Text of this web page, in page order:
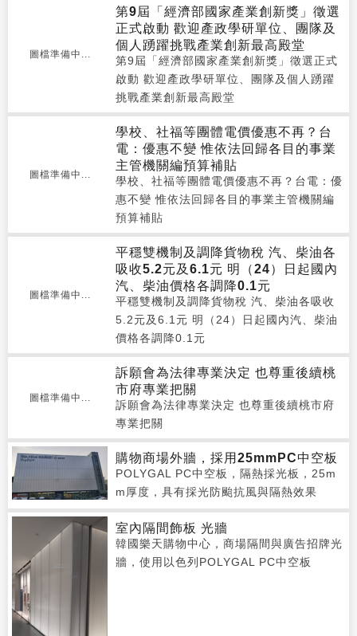
圖檔準備中...
第9屆「經濟部國家產業創新獎」徵選
正式啟動 歡迎產政學研單位、團隊及
個人踴躍挑戰產業創新最高殿堂
第9屆「經濟部國家產業創新獎」徵選正式
啟動 歡迎產政學研單位、團隊及個人踴躍
挑戰產業創新最高殿堂
圖檔準備中...
學校、社福等團體電價優惠不再？台
電：優惠不變 惟依法回歸各目的事業
主管機關編預算補貼
學校、社福等團體電價優惠不再？台電：優
惠不變 惟依法回歸各目的事業主管機關編
預算補貼
圖檔準備中...
平穩雙機制及調降貨物稅 汽、柴油各
吸收5.2元及6.1元 明（24）日起國內
汽、柴油價格各調降0.1元
平穩雙機制及調降貨物稅 汽、柴油各吸收
5.2元及6.1元 明（24）日起國內汽、柴油
價格各調降0.1元
圖檔準備中...
訴願會為法律專業決定 也尊重後續桃
市府專業把關
訴願會為法律專業決定 也尊重後續桃市府
專業把關
購物商場外牆，採用25mmPC中空板
POLYGAL PC中空板，隔熱採光板，25m
m厚度，具有採光防颱抗風與隔熱效果
室內隔間飾板 光牆
韓國樂天購物中心，商場隔間與廣告招牌光
牆，使用以色列POLYGAL PC中空板